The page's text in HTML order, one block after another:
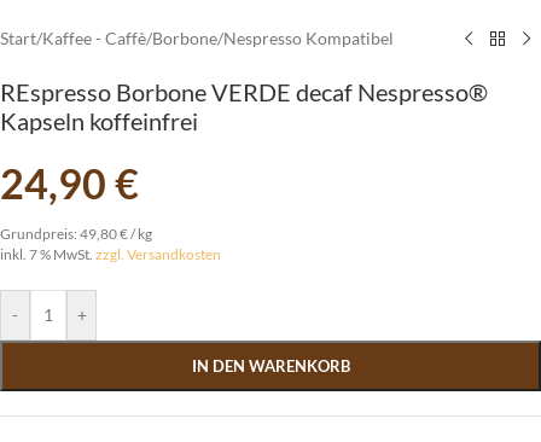
Start/Kaffee - Caffè/Borbone/Nespresso Kompatibel
REspresso Borbone VERDE decaf Nespresso®
Kapseln koffeinfrei
24,90€
Grundpreis: 49,80€/kg
inkl. 7 % MwSt. zzgl. Versandkosten
- +
IN DEN WARENKORB